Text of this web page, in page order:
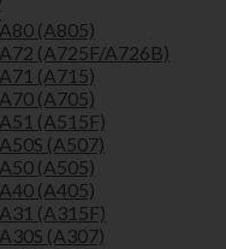
(A805)
(A725F/A726B)
(A715)
(A705)
(A515F)
(A507)
(A505)
(A405)
(A315F)
(A307)